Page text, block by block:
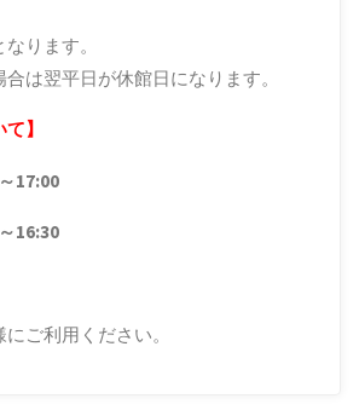
ります。
は翌平日が休館日になります。
】
17:00
16:30
ご利用ください。